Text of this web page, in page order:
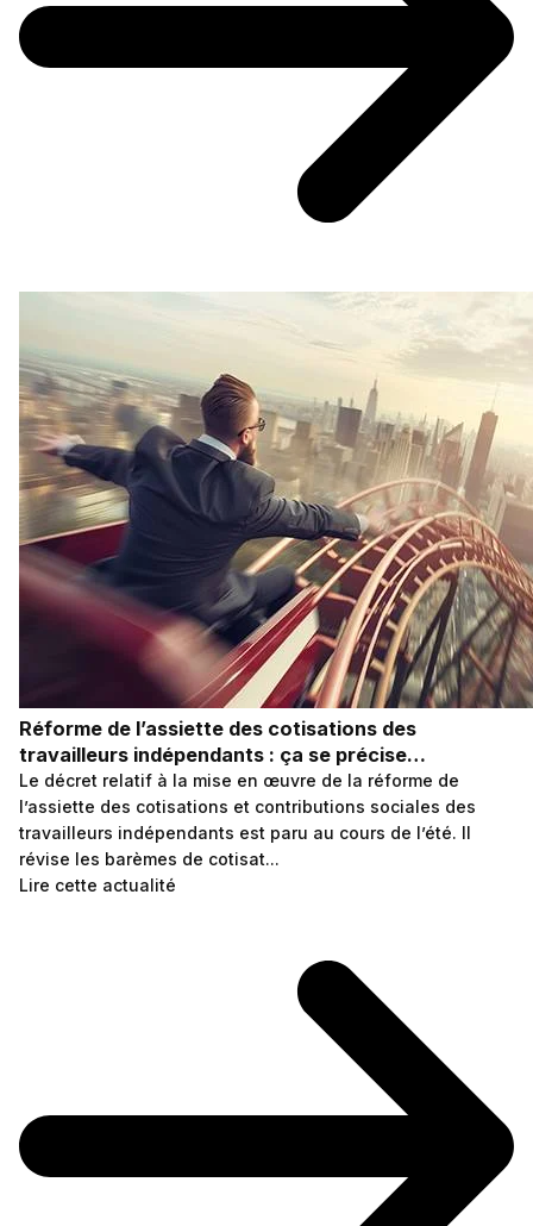
Réforme de l’assiette des cotisations des
travailleurs indépendants : ça se précise…
Le décret relatif à la mise en œuvre de la réforme de
l’assiette des cotisations et contributions sociales des
travailleurs indépendants est paru au cours de l’été. Il
révise les barèmes de cotisat...
Lire cette actualité